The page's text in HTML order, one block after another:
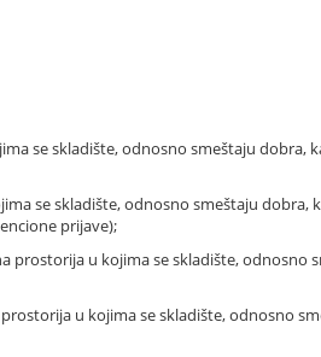
se skladište, odnosno smeštaju dobra,
se skladište, odnosno smeštaju dobra,
prijave);
prostorija u kojima se skladište, odnosno
u kojima se skladište, odnosno